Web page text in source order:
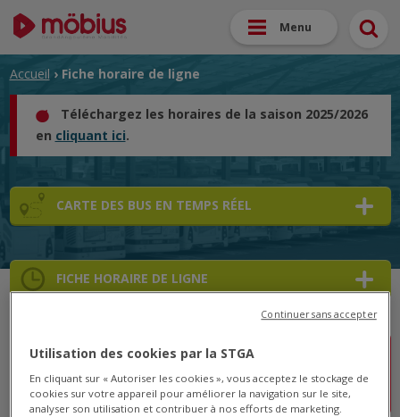
Menu
Accueil › Fiche horaire de ligne
Téléchargez les horaires de la saison 2025/2026
en cliquant ici.
CARTE DES BUS EN TEMPS RÉEL
FICHE HORAIRE DE LIGNE
Lignes A/B/1/2/3/4/5 : Courses perturbées le
lundi 16 septembre
Utilisation des cookies par la STGA
En cliquant sur « Autoriser les cookies », vous acceptez le stockage de
cookies sur votre appareil pour améliorer la navigation sur le site,
analyser son utilisation et contribuer à nos efforts de marketing.
Continuer sans accepter